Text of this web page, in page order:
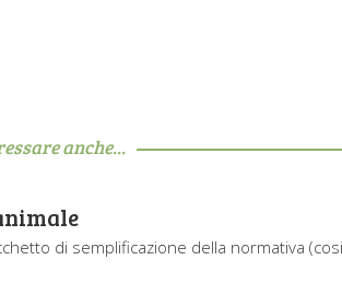
anche...
di semplificazione della normativa